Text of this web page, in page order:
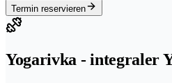
Termin reservieren
Yogarivka - integraler